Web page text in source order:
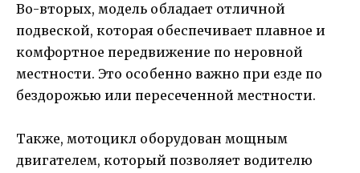
Во-вторых, модель обладает отличной
подвеской, которая обеспечивает плавное и
комфортное передвижение по неровной
местности. Это особенно важно при езде по
бездорожью или пересеченной местности.
Также, мотоцикл оборудован мощным
двигателем, который позволяет водителю